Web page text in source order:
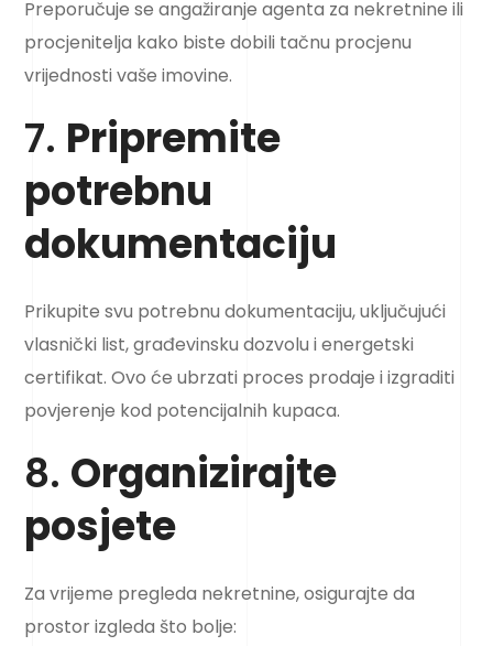
Preporučuje se angažiranje agenta za nekretnine ili
procjenitelja kako biste dobili tačnu procjenu
vrijednosti vaše imovine.
7. Pripremite
potrebnu
dokumentaciju
Prikupite svu potrebnu dokumentaciju, uključujući
vlasnički list, građevinsku dozvolu i energetski
certifikat. Ovo će ubrzati proces prodaje i izgraditi
povjerenje kod potencijalnih kupaca.
8. Organizirajte
posjete
Za vrijeme pregleda nekretnine, osigurajte da
prostor izgleda što bolje: